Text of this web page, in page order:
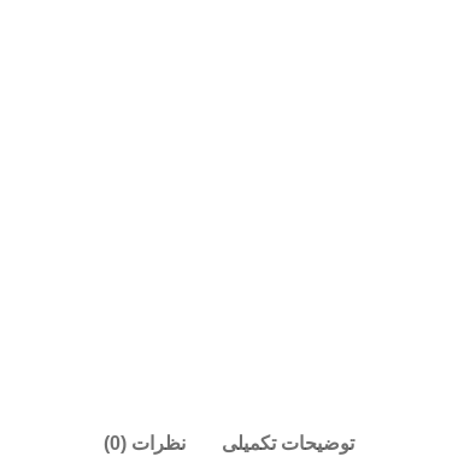
توضیحات تکمیلی نظرات (0)